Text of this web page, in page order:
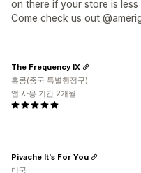
on there if your store is
Come check us out
The Frequency IX
홍콩(중국 특별행정구)
앱 사용 기간 2개월
Pivache It's For You
미국